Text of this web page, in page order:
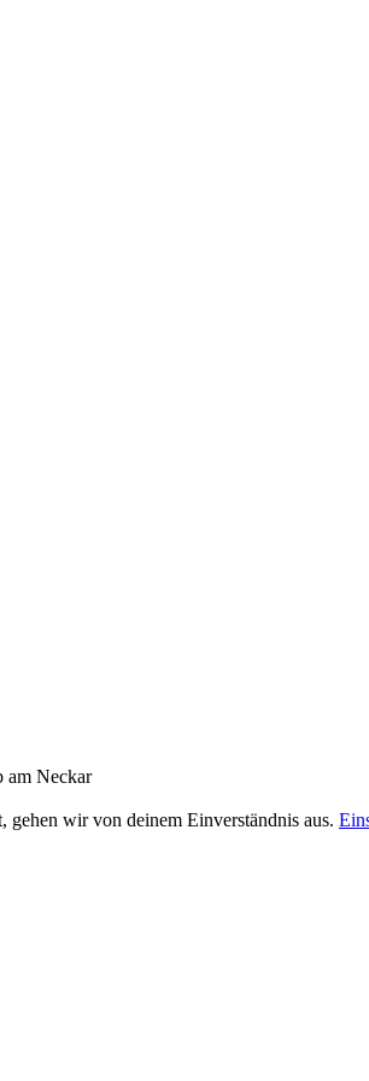
am Neckar
gehen wir von deinem Einverständnis aus.